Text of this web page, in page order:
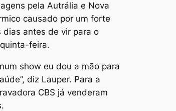
pela Autrália e Nova
causado por um forte
antes de vir para o
feira.
show eu dou a mão para
diz Lauper. Para a
CBS já venderam